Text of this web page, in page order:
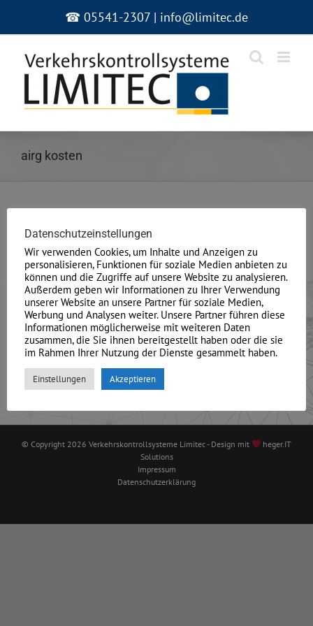
☎ 05541-2307 | info@limitec.de
airg kosten
Be2 partnersuche erfahrungen. Partnersuche &
kostenlose Kontaktanzeigen hinein Springe
Be2 partnersuche erfahrungen. Partnersuche &
kostenlose Kontaktanzeigen hinein Springe
Partnersuche [...]
Von heger | Januar 26th, 2022 | airg kosten | 0 Kommentare
Weiterlesen
© Copyright 2026 Verkehrskontrollsysteme Limitec - Design mit
heger.IT
Solutions
Impressum
Datenschutzerklärung
Datenschutzeinstellungen
Wir verwenden Cookies, um Inhalte und Anzeigen zu
personalisieren, Funktionen für soziale Medien anbieten zu
können und die Zugriffe auf unsere Website zu analysieren.
Außerdem geben wir Informationen zu Ihrer Verwendung
unserer Website an unsere Partner für soziale Medien,
Werbung und Analysen weiter. Unsere Partner führen diese
Informationen möglicherweise mit weiteren Daten
zusammen, die Sie ihnen bereitgestellt haben oder die sie
im Rahmen Ihrer Nutzung der Dienste gesammelt haben.
Einstellungen Akzeptieren